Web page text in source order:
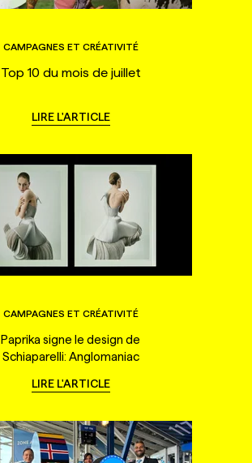
CAMPAGNES ET CRÉATIVITÉ
Top 10 du mois de juillet
LIRE L'ARTICLE
CAMPAGNES ET CRÉATIVITÉ
Paprika signe le design de
Schiaparelli: Anglomaniac
LIRE L'ARTICLE